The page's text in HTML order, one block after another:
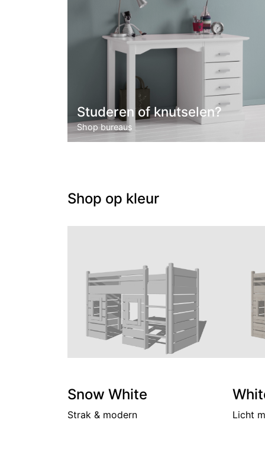
Studeren of knutselen?
Shop bureaus
Shop op kleur
Snow White
Strak & modern Licht